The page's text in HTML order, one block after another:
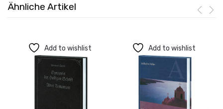
Ähnliche Artikel
Add to wishlist Add to wishlist